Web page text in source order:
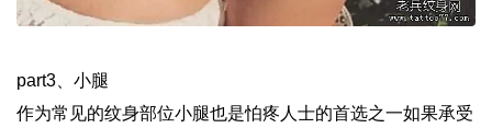
part3、小腿
作为常见的纹身部位小腿也是怕疼人士的首选之一如果承受